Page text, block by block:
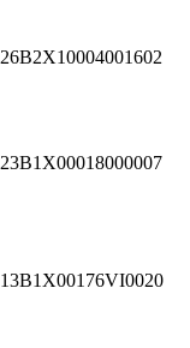
26B2X10004001602
23B1X00018000007
13B1X00176VI0020